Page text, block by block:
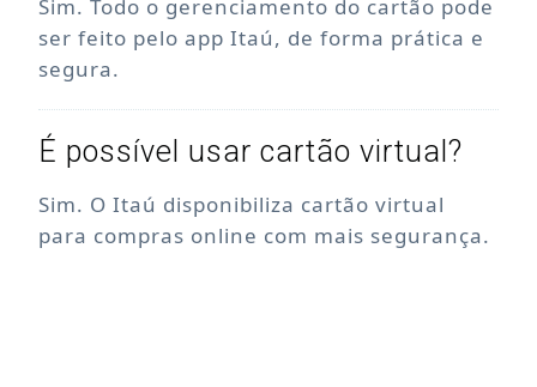
Sim. Todo o gerenciamento do cartão pode
ser feito pelo app Itaú, de forma prática e
segura.
É possível usar cartão virtual?
Sim. O Itaú disponibiliza cartão virtual
para compras online com mais segurança.